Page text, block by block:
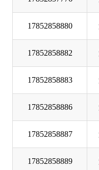
17852858880
17852858882
17852858883
17852858886
17852858887
17852858889